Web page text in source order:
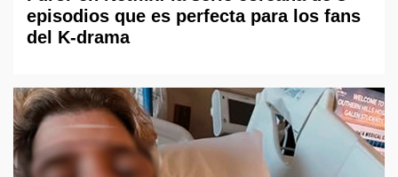
episodios que es perfecta para los fans
del K-drama